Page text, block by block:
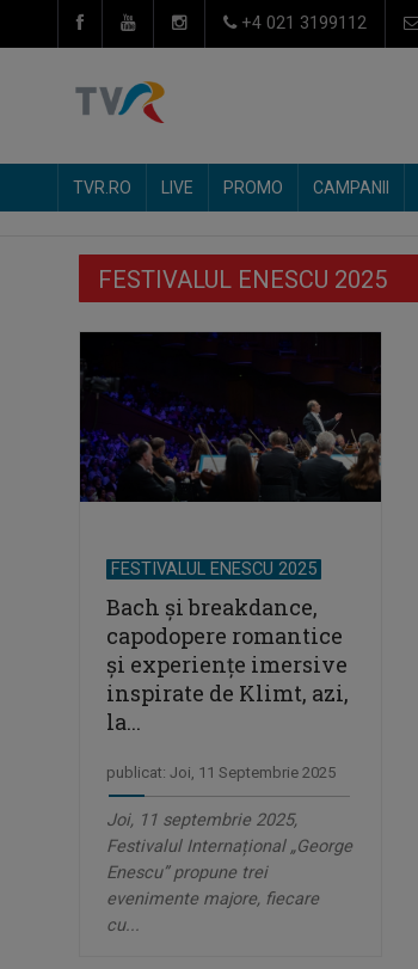
+4 021 3199112
TVR.RO LIVE PROMO CAMPANII
FESTIVALUL ENESCU 2025
FESTIVALUL ENESCU 2025
Bach și breakdance,
capodopere romantice
și experiențe imersive
inspirate de Klimt, azi,
la...
publicat: Joi, 11 Septembrie 2025
Joi, 11 septembrie 2025,
Festivalul Internațional „George
Enescu” propune trei
evenimente majore, fiecare
cu...